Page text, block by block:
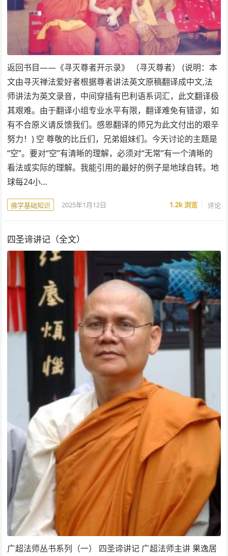
返回书目——《寻灭尊者开示录》 （寻灭尊者） (说明：本
文由寻灭禅法爱好者根据尊者讲法英文原稿翻译成中文,法
师讲法为英文录音，中间穿插有巴利语系词汇，此文翻译极
其艰难。由于翻译小组专业水平有限，翻译难免有错谬，如
有不合原义请反馈我们。感恩翻译的师兄为此文付出的艰辛
努力！) 空 尊敬的比丘们，兄弟姐妹们。今天讨论的主题是
“空”。要对“空”有清晰的理解，必须对“无常”有一个清晰的
看法或实际的理解。我能引用的最好的例子是地球自转。地
球每24小…
佛学基础知识 2025年1月12日 1.2k浏览 评论
四圣谛讲记（全文）
广超法师丛书系列（一） 四圣谛讲记 广超法师主讲 果逸居